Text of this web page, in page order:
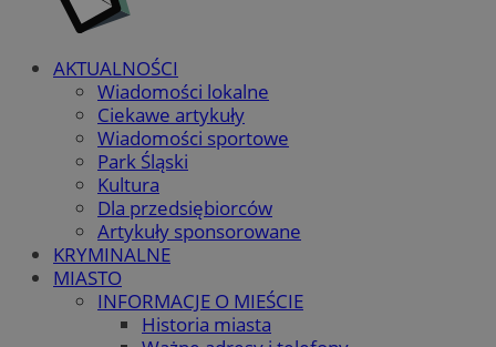
AKTUALNOŚCI
Wiadomości lokalne
Ciekawe artykuły
Wiadomości sportowe
Park Śląski
Kultura
Dla przedsiębiorców
Artykuły sponsorowane
KRYMINALNE
MIASTO
INFORMACJE O MIEŚCIE
Historia miasta